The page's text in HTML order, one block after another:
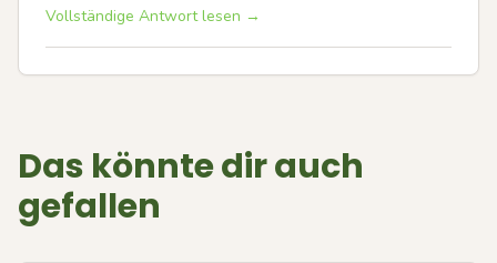
Vollständige Antwort lesen →
Das könnte dir auch
gefallen